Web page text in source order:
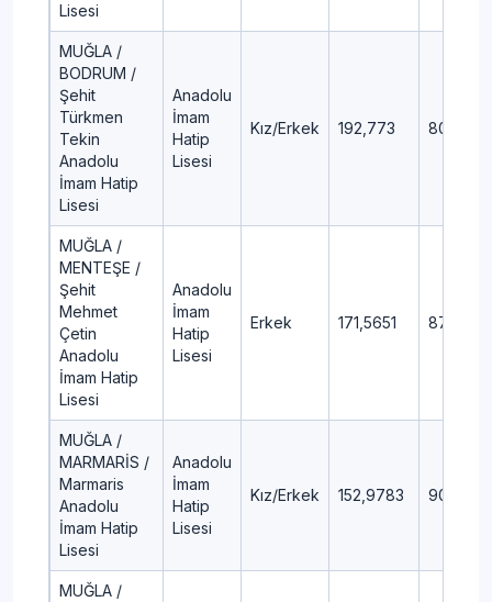
Lisesi
MUĞLA /
BODRUM /
Şehit
Türkmen
Tekin
Anadolu
İmam Hatip
Lisesi
Anadolu
İmam
Hatip
Lisesi
Kız/Erkek 192,773 80,76
MUĞLA /
MENTEŞE /
Şehit
Mehmet
Çetin
Anadolu
İmam Hatip
Lisesi
Anadolu
İmam
Hatip
Lisesi
Erkek 171,5651 87,08
MUĞLA /
MARMARİS /
Marmaris
Anadolu
İmam Hatip
Lisesi
Anadolu
İmam
Hatip
Lisesi
Kız/Erkek 152,9783 90,43
MUĞLA /